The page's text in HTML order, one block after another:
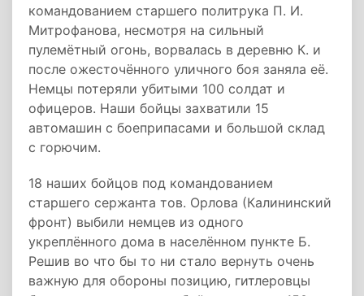
командованием старшего политрука П. И.
Митрофанова, несмотря на сильный
пулемётный огонь, ворвалась в деревню К. и
после ожесточённого уличного боя заняла её.
Немцы потеряли убитыми 100 солдат и
офицеров. Наши бойцы захватили 15
автомашин с боеприпасами и большой склад
с горючим.
18 наших бойцов под командованием
старшего сержанта тов. Орлова (Калининский
фронт) выбили немцев из одного
укреплённого дома в населённом пункте Б.
Решив во что бы то ни стало вернуть очень
важную для обороны позицию, гитлеровцы